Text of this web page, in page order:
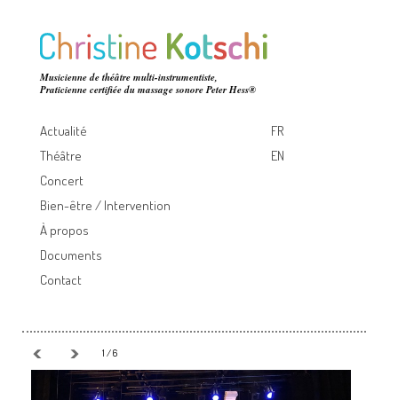
Musicienne de théâtre multi-instrumentiste,
Praticienne certifiée du massage sonore Peter Hess®
Actualité
Théâtre
Concert
Bien-être / Intervention
À propos
Documents
Contact
FR
EN
1 / 6